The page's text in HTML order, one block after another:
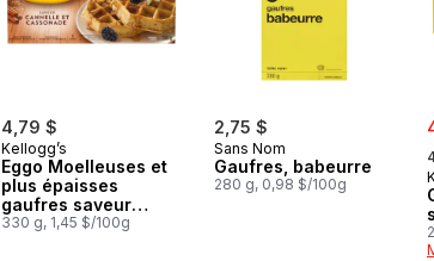
4,79 $
Kellogg’s
Eggo Moelleuses et
plus épaisses
gaufres saveur
cannelle et
330 g, 1,45 $/100g
2,75 $
Sans Nom
Gaufres, babeurre
280 g, 0,98 $/100g